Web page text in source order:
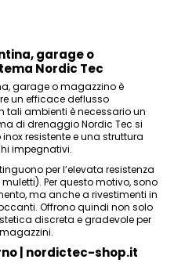
garage o
Nordic Tec
garageo magazzino è
un efficace deflusso
ambienti è necessario un
di drenaggio Nordic Tec si
resistente e una struttura
impegnativi.
per l’elevata resistenza
Per questo motivo, sono
ma anche a rivestimenti in
Offrono quindi non solo
discreta e gradevole per
| nordictec-shop.it